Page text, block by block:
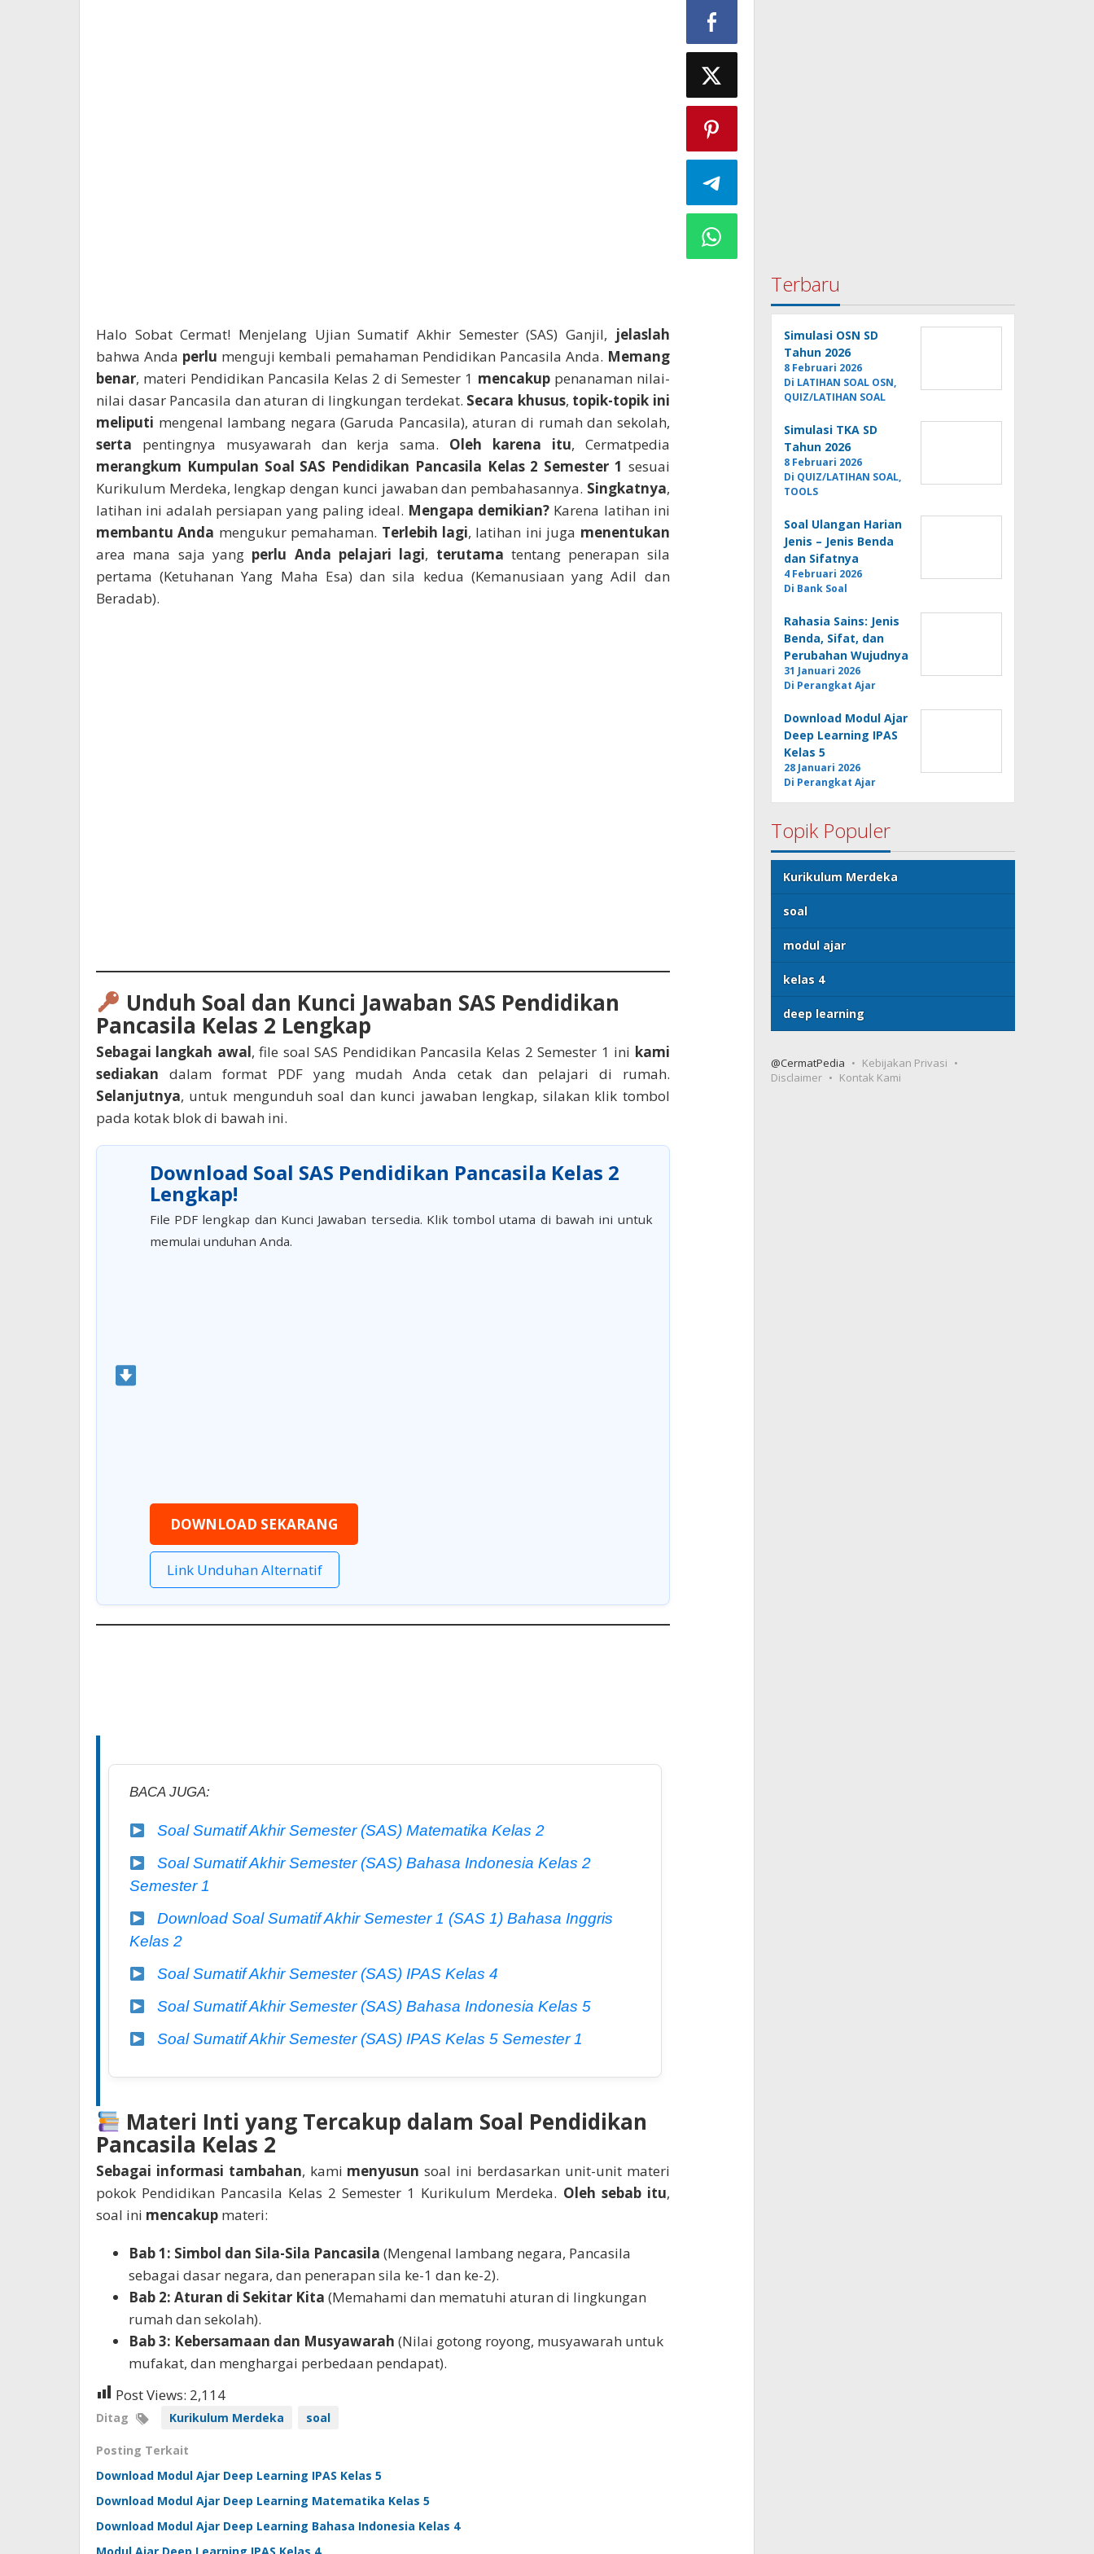
Halo Sobat Cermat! Menjelang Ujian Sumatif Akhir Semester (SAS) Ganjil, jelaslah
bahwa Anda perlu menguji kembali pemahaman Pendidikan Pancasila Anda. Memang
benar, materi Pendidikan Pancasila Kelas 2 di Semester 1 mencakuppenanaman nilai-
nilai dasar Pancasila dan aturan di lingkungan terdekat. Secara khusus, topik-topik ini
meliputi mengenal lambang negara (Garuda Pancasila), aturan di rumah dan sekolah,
serta pentingnya musyawarah dan kerja sama. Oleh karena itu, Cermatpedia
merangkum Kumpulan Soal SAS Pendidikan Pancasila Kelas 2 Semester 1 sesuai
Kurikulum Merdeka, lengkap dengan kunci jawaban dan pembahasannya. Singkatnya,
latihan ini adalah persiapan yang paling ideal. Mengapa demikian? Karena latihan ini
membantu Anda mengukur pemahaman. Terlebih lagi, latihan ini juga menentukan
area mana saja yang perlu Anda pelajari lagi, terutama tentang penerapan sila
pertama (Ketuhanan Yang Maha Esa) dan sila kedua (Kemanusiaan yang Adil dan
Beradab).
Unduh Soal dan Kunci Jawaban SAS Pendidikan
Pancasila Kelas 2 Lengkap
Sebagai langkah awal, file soal SAS Pendidikan Pancasila Kelas 2 Semester 1 ini kami
sediakan dalam format PDF yang mudah Anda cetak dan pelajari di rumah.
Selanjutnya, untuk mengunduh soal dan kunci jawaban lengkap, silakan klik tombol
pada kotak blok di bawah ini.
Download Soal SAS Pendidikan Pancasila Kelas 2
Lengkap!
File PDF lengkap dan Kunci Jawaban tersedia. Klik tombol utama di bawah ini untuk
memulai unduhan Anda.
DOWNLOAD SEKARANG
Link Unduhan Alternatif
BACA JUGA:
Soal Sumatif Akhir Semester (SAS) Matematika Kelas 2
Soal Sumatif Akhir Semester (SAS) Bahasa Indonesia Kelas 2
Semester 1
Download Soal Sumatif Akhir Semester 1 (SAS 1) Bahasa Inggris
Kelas 2
Soal Sumatif Akhir Semester (SAS) IPAS Kelas 4
Soal Sumatif Akhir Semester (SAS) Bahasa Indonesia Kelas 5
Soal Sumatif Akhir Semester (SAS) IPAS Kelas 5 Semester 1
Materi Inti yang Tercakup dalam Soal Pendidikan
Pancasila Kelas 2
Sebagai informasi tambahan, kami menyusun soal ini berdasarkan unit-unit materi
pokok Pendidikan Pancasila Kelas 2 Semester 1 Kurikulum Merdeka. Oleh sebab itu,
soal ini mencakup materi:
Bab 1: Simbol dan Sila-Sila Pancasila (Mengenal lambang negara, Pancasila
sebagai dasar negara, dan penerapan sila ke-1 dan ke-2).
Bab 2: Aturan di Sekitar Kita (Memahami dan mematuhi aturan di lingkungan
rumah dan sekolah).
Bab 3: Kebersamaan dan Musyawarah (Nilai gotong royong, musyawarah untuk
mufakat, dan menghargai perbedaan pendapat).
Post Views: 2,114
Ditag Kurikulum Merdeka soal
Posting Terkait
Download Modul Ajar Deep Learning IPAS Kelas 5
Download Modul Ajar Deep Learning Matematika Kelas 5
Download Modul Ajar Deep Learning Bahasa Indonesia Kelas 4
Terbaru
Simulasi OSN SD
Tahun 2026
8 Februari 2026
Di LATIHAN SOAL OSN,
QUIZ/LATIHAN SOAL
Simulasi TKA SD
Tahun 2026
8 Februari 2026
Di QUIZ/LATIHAN SOAL,
TOOLS
Soal Ulangan Harian
Jenis – Jenis Benda
dan Sifatnya
4 Februari 2026
Di Bank Soal
Rahasia Sains: Jenis
Benda, Sifat, dan
Perubahan Wujudnya
31 Januari 2026
Di Perangkat Ajar
Download Modul Ajar
Deep Learning IPAS
Kelas 5
28 Januari 2026
Di Perangkat Ajar
Topik Populer
Kurikulum Merdeka
soal
modul ajar
kelas 4
deep learning
@CermatPedia
Kebijakan Privasi
Disclaimer
Kontak Kami